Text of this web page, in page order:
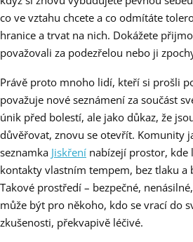
co ve vztahu chcete a co odmítáte
hranice a trvat na nich. Dokážete
považovali za podezřelou nebo ji
Právě proto mnoho lidí, kteří si prošli
považuje nové seznámení za součást
únik před bolestí, ale jako důkaz, že
důvěřovat, znovu se otevřít. Komunity
seznamka Jiskření nabízejí prostor, kde
kontakty vlastním tempem, bez tlaku a
Takové prostředí – bezpečné,
může být pro někoho, kdo se vrací do
zkušenosti, překvapivě léčivé.